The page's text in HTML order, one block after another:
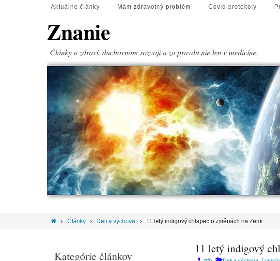
Aktuálne články Mám zdravotný problém Covid protokoly
Znanie
Články o zdraví, duchovnom rozvoji a za pravdu nie len v medicíne.
Články Deti a výchova 11 letý indigový chlapec o změnách na Zemi
11 letý indigový
Kategórie článkov